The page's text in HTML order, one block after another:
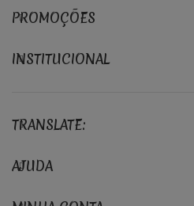
PROMOÇÕES
INSTITUCIONAL
TRANSLATE:
AJUDA